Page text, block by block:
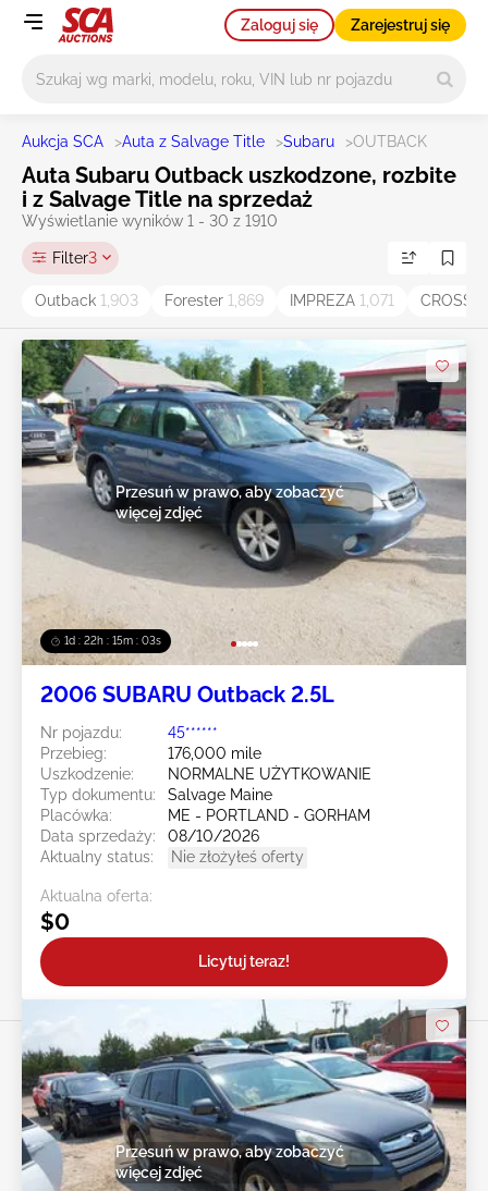
Zaloguj się Zarejestruj się
Aukcja SCA >Auta z Salvage Title >Subaru >OUTBACK
Auta Subaru Outback uszkodzone, rozbite
i z Salvage Title na sprzedaż
Wyświetlanie wyników 1 - 30 z 1910
Filter3
Outback 1,903 Forester 1,869 IMPREZA 1,071
1d : 22h : 15m : 00s
Przesuń w prawo, aby zobaczyć
więcej zdjęć
2006 SUBARU Outback 2.5L
Nr pojazdu:
45******
Przebieg:
176,000 mile
Uszkodzenie:
NORMALNE UŻYTKOWANIE
Typ dokumentu:
Salvage Maine
Placówka:
ME - PORTLAND - GORHAM
Data sprzedaży:
08/10/2026
Aktualny status:
Nie złożyłeś oferty
Aktualna oferta:
$0
Licytuj teraz!
Przesuń w prawo, aby zobaczyć
więcej zdjęć